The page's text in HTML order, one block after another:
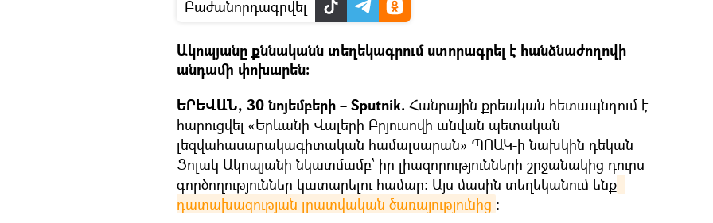
Բաժանորդագրվել
Ակոպյանը քննականն տեղեկագրում ստորագրել է հանձնաժողովի
անդամի փոխարեն։
ԵՐԵՎԱՆ, 30 նոյեմբերի – Sputnik. Հանրային քրեական հետապնդում է
հարուցվել «Երևանի Վալերի Բրյուսովի անվան պետական
լեզվահասարակագիտական համալսարան» ՊՈԱԿ-ի նախկին դեկան
Ցոլակ Ակոպյանի նկատմամբ՝ իր լիազորությունների շրջանակից դուրս
գործողություններ կատարելու համար։ Այս մասին տեղեկանում ենք
դատախազության լրատվական ծառայությունից ։